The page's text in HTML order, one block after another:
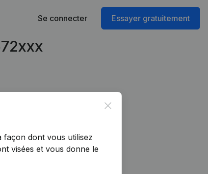
Se connecter Essayer gratuitement
Close
façon dont vous utilisez
visées et vous donne le